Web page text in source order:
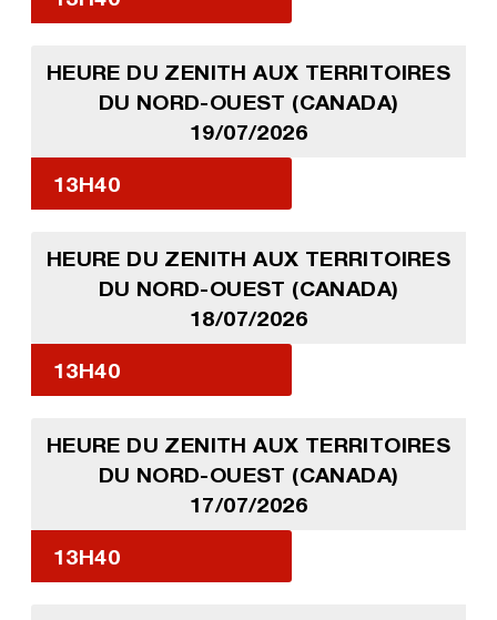
HEURE DU ZENITH AUX TERRITOIRES
DU NORD-OUEST (CANADA)
19/07/2026
13H40
HEURE DU ZENITH AUX TERRITOIRES
DU NORD-OUEST (CANADA)
18/07/2026
13H40
HEURE DU ZENITH AUX TERRITOIRES
DU NORD-OUEST (CANADA)
17/07/2026
13H40